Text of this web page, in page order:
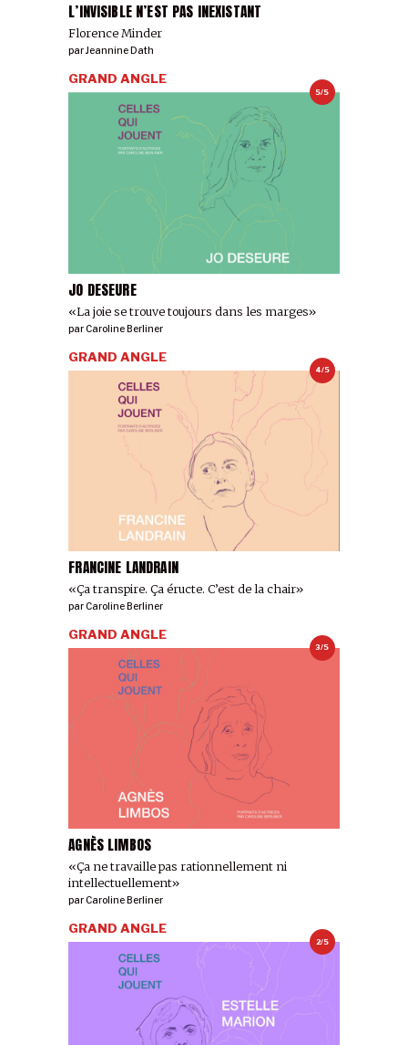
L’INVISIBLE N’EST PAS INEXISTANT
Florence Minder
parJeannine Dath
5/5
JO DESEURE
«La joie se trouve toujours dans les marges»
GRAND ANGLE
parCaroline Berliner
4/5
FRANCINE LANDRAIN
«Ça transpire. Ça éructe. C’est de la chair»
GRAND ANGLE
parCaroline Berliner
3/5
AGNÈS LIMBOS
«Ça ne travaille pas rationnellement ni
intellectuellement»
GRAND ANGLE
parCaroline Berliner
2/5
GRAND ANGLE